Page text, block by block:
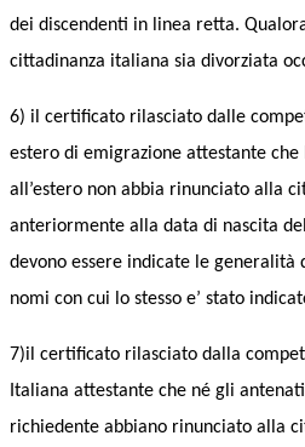
dei discendenti in linea retta. Q
cittadinanza italiana sia divorziata
6) il certificato rilasciato dalle
estero di emigrazione attestante
all’estero non abbia rinunciato alla
anteriormente alla data di nascita
devono essere indicate le
nomi con cui l o stesso e’ stato
7)il certificato rilasciato dalla
Italiana attestante che né gli
richiedente abbiano rinunciato alla